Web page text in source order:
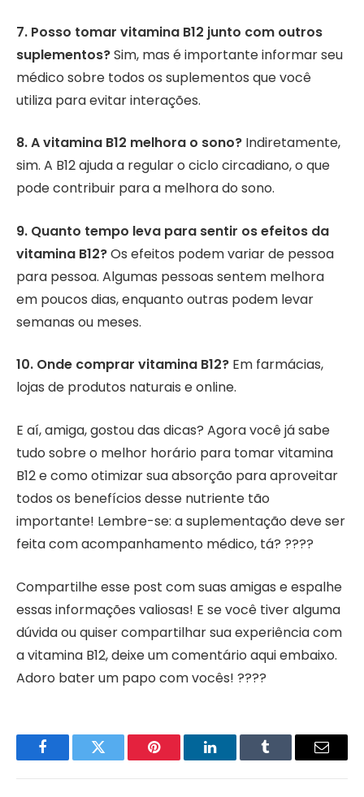
7. Posso tomar vitamina B12 junto com outros
suplementos?Sim, mas é importante informar seu
médico sobre todos os suplementos que você
utiliza para evitar interações.
8. A vitamina B12 melhora o sono? Indiretamente,
sim. A B12 ajuda a regular o ciclo circadiano, o que
pode contribuir para a melhora do sono.
9. Quanto tempo leva para sentir os efeitos da
vitamina B12?Os efeitos podem variar de pessoa
para pessoa. Algumas pessoas sentem melhora
em poucos dias, enquanto outras podem levar
semanas ou meses.
10. Onde comprar vitamina B12? Em farmácias,
lojas de produtos naturais e online.
E aí, amiga, gostou das dicas? Agora você já sabe
tudo sobre o melhor horário para tomar vitamina
B12 e como otimizar sua absorção para aproveitar
todos os benefícios desse nutriente tão
importante! Lembre-se: a suplementação deve ser
feita com acompanhamento médico, tá? ????
Compartilhe esse post com suas amigas e espalhe
essas informações valiosas! E se você tiver alguma
dúvida ou quiser compartilhar sua experiência com
a vitamina B12, deixe um comentário aqui embaixo.
Adoro bater um papo com vocês! ????
FacebookTwitter Pinterest LinkedInTumblr Email